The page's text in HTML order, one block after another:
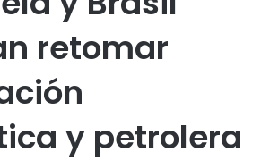
retomar
y petrolera